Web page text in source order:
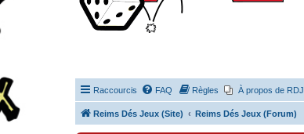
Raccourcis FAQ Règles À propos de RDJ
Reims Dés Jeux (Site) Reims Dés Jeux (Forum)